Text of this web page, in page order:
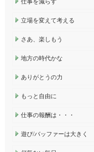
仕事を減らす
立場を変えて考える
さあ、楽しもう
地方の時代かな
ありがとうの力
もっと自由に
仕事の報酬は・・・
遊び/バッファーは大きく